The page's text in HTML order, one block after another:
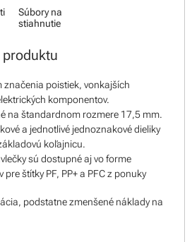
Súbory na
stiahnutie
značenia poistiek, vonkajších
komponentov.
na štandardnom rozmere 17,5 mm.
a jednotlivé jednoznakové dieliky
koľajnicu.
sú dostupné aj vo forme
štítky PF, PP+ a PFC z ponuky
podstatne zmenšené náklady na